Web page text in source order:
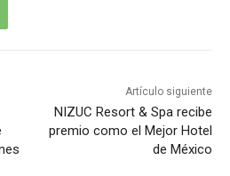
Artículo siguiente
NIZUC Resort & Spa recibe
premio como el Mejor Hotel
de México